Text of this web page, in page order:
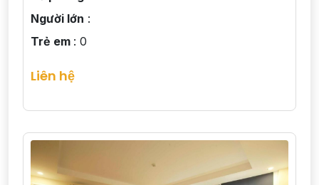
Người lớn :
Trẻ em : 0
Liên hệ